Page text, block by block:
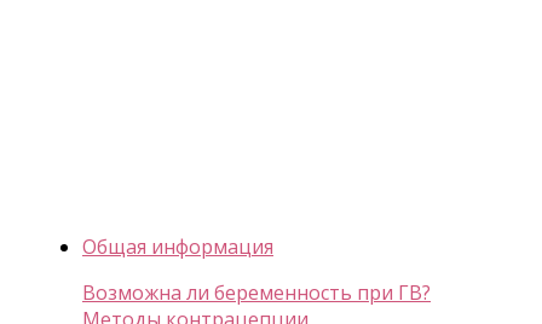
Общая информация
Возможна ли беременность при ГВ?
Методы контрацепции